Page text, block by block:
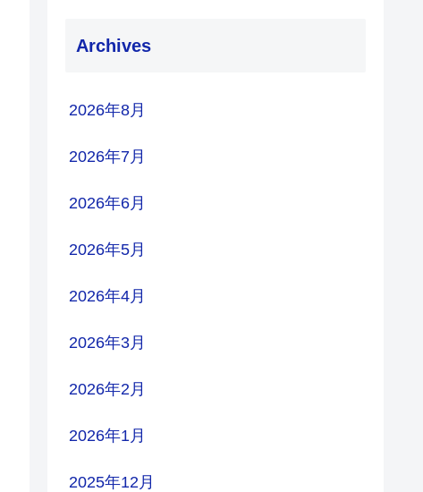
Archives
2026年8月
2026年7月
2026年6月
2026年5月
2026年4月
2026年3月
2026年2月
2026年1月
2025年12月